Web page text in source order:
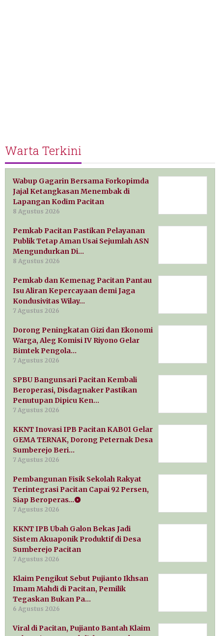
Warta Terkini
Wabup Gagarin Bersama Forkopimda
Jajal Ketangkasan Menembak di
Lapangan Kodim Pacitan
8 Agustus 2026
Pemkab Pacitan Pastikan Pelayanan
Publik Tetap Aman Usai Sejumlah ASN
Mengundurkan Di…
8 Agustus 2026
Pemkab dan Kemenag Pacitan Pantau
Isu Aliran Kepercayaan demi Jaga
Kondusivitas Wilay…
7 Agustus 2026
Dorong Peningkatan Gizi dan Ekonomi
Warga, Aleg Komisi IV Riyono Gelar
Bimtek Pengola…
7 Agustus 2026
SPBU Bangunsari Pacitan Kembali
Beroperasi, Disdagnaker Pastikan
Penutupan Dipicu Ken…
7 Agustus 2026
KKNT Inovasi IPB Pacitan KAB01 Gelar
GEMA TERNAK, Dorong Peternak Desa
Sumberejo Beri…
7 Agustus 2026
Pembangunan Fisik Sekolah Rakyat
Terintegrasi Pacitan Capai 92 Persen,
Siap Beroperas…
7 Agustus 2026
KKNT IPB Ubah Galon Bekas Jadi
Sistem Akuaponik Produktif di Desa
Sumberejo Pacitan
7 Agustus 2026
Klaim Pengikut Sebut Pujianto Ikhsan
Imam Mahdi di Pacitan, Pemilik
Tegaskan Bukan Pa…
6 Agustus 2026
Viral di Pacitan, Pujianto Bantah Klaim